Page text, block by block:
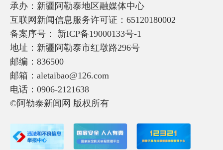
承办：新疆阿勒泰地区融媒体中心
互联网新闻信息服务许可证：65120180002
备案序号： 新ICP备19000133号-1
地址：新疆阿勒泰市红墩路296号
邮编：836500
邮箱：aletaibao@126.com
电话：0906-2121638
©阿勒泰新闻网 版权所有